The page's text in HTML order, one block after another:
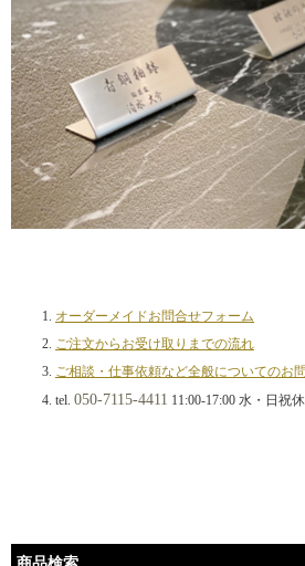
オーダーメイドお問合せフォーム
ご注文からお受け取りまでの流れ
ご相談・仕事依頼など全般についてのお
tel. 050-7115-4411 11:00-17:00 水・日祝休